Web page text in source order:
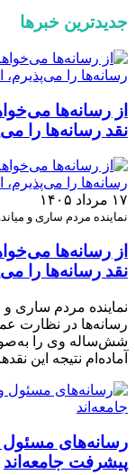
جدیدترین خبرها
از رسانه‌ها
نقد رسانه‌ها را
۱۷ مرداد ۱۴۰۵
نماینده مردم ساری و
از رسانه‌ها
نقد رسانه‌ها را
نماینده مردم ساری و
رسانه‌ها در نظارت
شش‌ساله وی را
آماده‌ام نتیجه این
رسانه‌های مسئول
پیشرفت جامعه‌اند